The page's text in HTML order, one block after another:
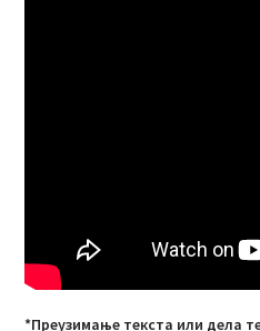
*Преузимање текста или дела